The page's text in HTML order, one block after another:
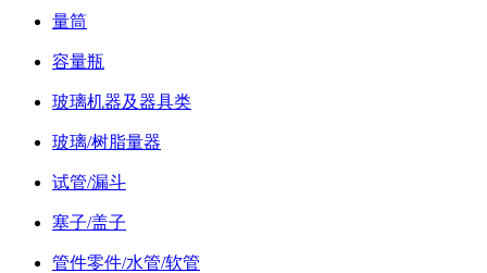
量筒
容量瓶
玻璃机器及器具类
玻璃/树脂量器
试管/漏斗
塞子/盖子
管件零件/水管/软管